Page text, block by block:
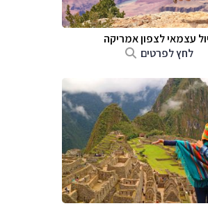
עצמאי לצפון אמריקה
לחץ לפרטים